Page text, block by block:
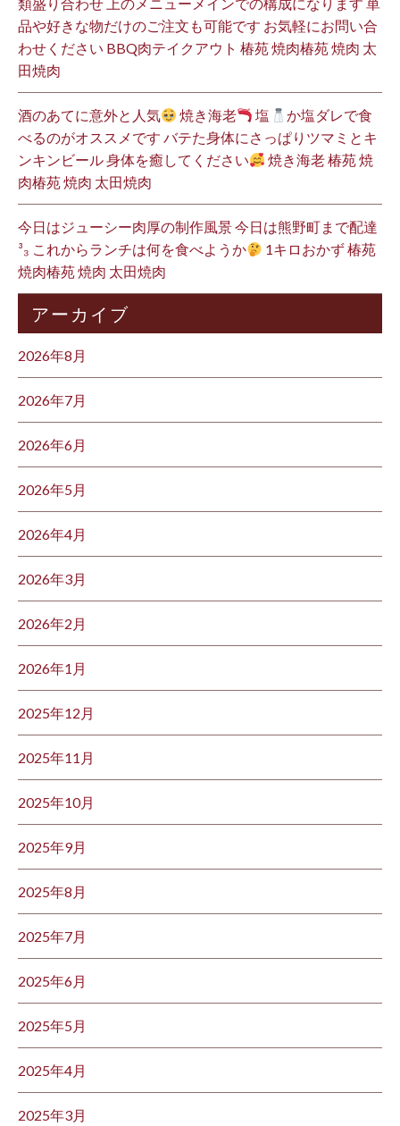
品や好きな物だけのご注文も可能です お気軽にお問い合
わせください BBQ肉テイクアウト 椿苑 焼肉椿苑 焼肉 太
田焼肉
酒のあてに意外と人気 焼き海老 塩
か塩ダレで食
べるのがオススメです バテた身体にさっぱりツマミとキ
ンキンビール 身体を癒してください
焼き海老 椿苑 焼
肉椿苑 焼肉 太田焼肉
今日はジューシー肉厚の制作風景 今日は熊野町まで配達
³₃ これからランチは何を食べようか
1キロおかず 椿苑
焼肉椿苑 焼肉 太田焼肉
アーカイブ
2026年8月
2026年7月
2026年6月
2026年5月
2026年4月
2026年3月
2026年2月
2026年1月
2025年12月
2025年11月
2025年10月
2025年9月
2025年8月
2025年7月
2025年6月
2025年5月
2025年4月
2025年3月